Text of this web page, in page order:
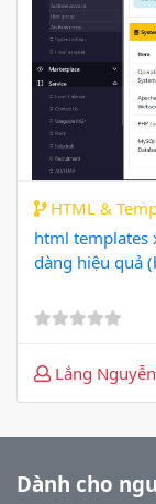
HTML &
html templates
dàng hiệu quả
Lắng
Dành cho